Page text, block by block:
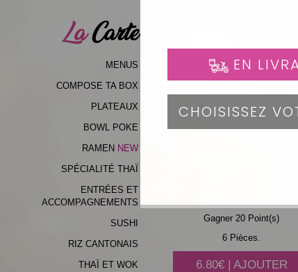
LaCarte
MENUS
COMPOSE TA BOX
PLATEAUX
BOWL POKE
RAMEN
SPÉCIALITÉ THAÏ
ENTRÉES ET
ACCOMPAGNEMENTS
SUSHI
RIZ CANTONAIS
THAÏ ET WOK
Gagner 20 Point(s)
6 Pièces.
6.80€ | AJOUTER